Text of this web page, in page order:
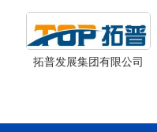
拓普发展集团有限公司